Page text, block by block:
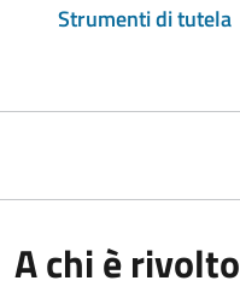
Strumenti di tutela
A chi è rivolto